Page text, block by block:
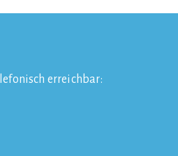
erreichbar: